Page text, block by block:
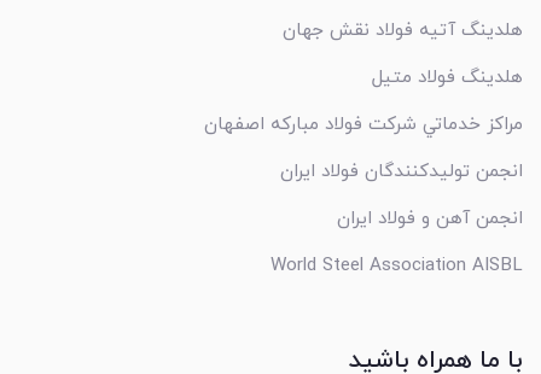
هلدینگ آتیه فولاد نقش جهان
هلدینگ فولاد متیل
مراکز خدماتي شرکت فولاد مبارکه اصفهان
انجمن تولیدکنندگان فولاد ایران
انجمن آهن و فولاد ایران
World Steel Association AISBL
با ما همراه باشید